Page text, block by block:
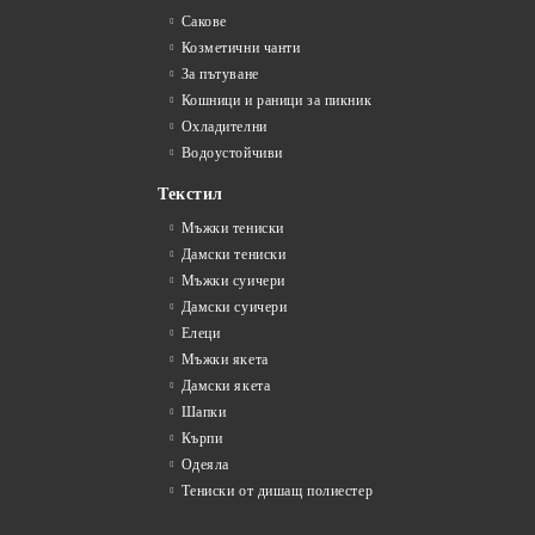
Сакове
Козметични чанти
За пътуване
Кошници и раници за пикник
Охладителни
Водоустойчиви
Текстил
Мъжки тениски
Дамски тениски
Мъжки суичери
Дамски суичери
Елеци
Мъжки якета
Дамски якета
Шапки
Кърпи
Одеяла
Тениски от дишащ полиестер